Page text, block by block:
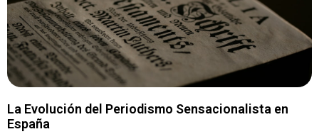
La Evolución del Periodismo Sensacionalista en
España